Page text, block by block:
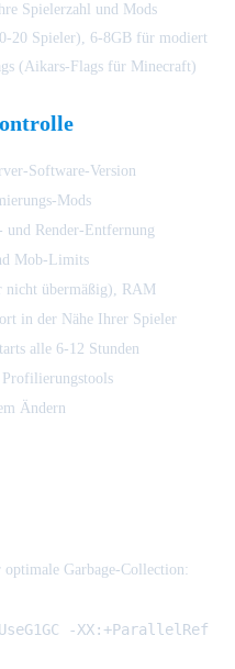
Spielerzahl und Mods
20 Spieler), 6-8GB für modiert
(Aikars-Flags für Minecraft)
Software-Version
Mods
und Render-Entfernung
Mob-Limits
nicht übermäßig), RAM
in der Nähe Ihrer Spieler
alle 6-12 Stunden
Ändern
Garbage-Collection: